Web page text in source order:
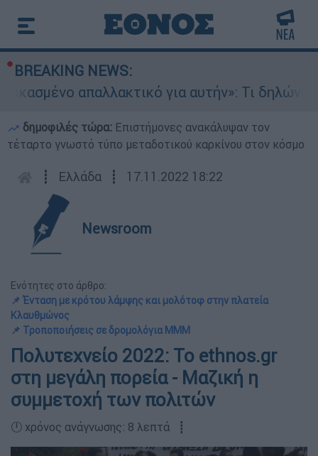
BREAKING NEWS:
απαλλακτικό για αυτήν»: Τι δηλώνει στο
δημοφιλές τώρα: Επιστήμονες ανακάλυψαν τον
τέταρτο γνωστό τύπο μεταδοτικού καρκίνου στον κόσμο
┋ Ελλάδα ┋ 17.11.2022 18:22
Newsroom
Ενότητες στο άρθρο:
📌 Ένταση με κρότου λάμψης και μολότοφ στην πλατεία
Κλαυθμώνος
📌 Τροποποιήσεις σε δρομολόγια ΜΜΜ
Πολυτεχνείο 2022: Το ethnos.gr
στη μεγάλη πορεία - Μαζική η
συμμετοχή των πολιτών
🕛 χρόνος ανάγνωσης: 8 λεπτά ┋